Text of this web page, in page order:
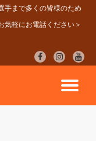
手まで多くの皆様のため
電話ください＞
fa-
facebook
fa-
instagram
fa-
ナ